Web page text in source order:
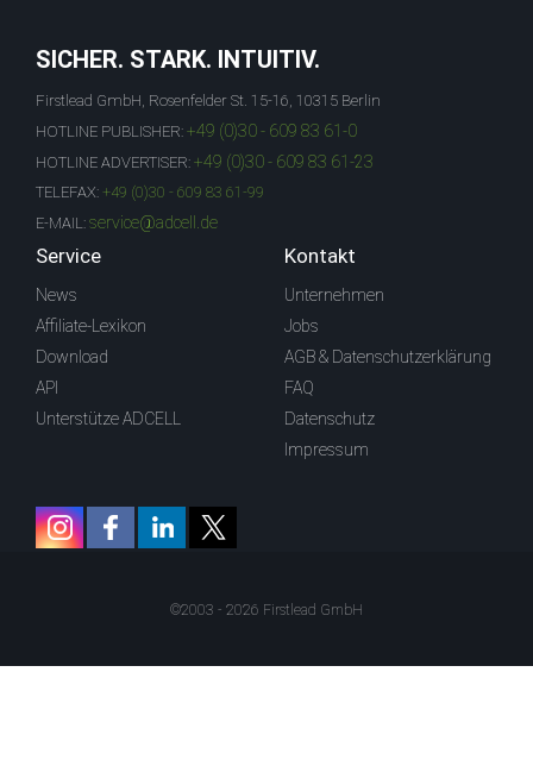
SICHER. STARK. INTUITIV.
Firstlead GmbH, Rosenfelder St. 15-16, 10315 Berlin
HOTLINE PUBLISHER: +49 (0)30 - 609 83 61-0
HOTLINE ADVERTISER: +49 (0)30 - 609 83 61-23
TELEFAX: +49 (0)30 - 609 83 61-99
E-MAIL: service@adcell.de
Service
News
Affiliate-Lexikon
Download
API
Unterstütze ADCELL
Kontakt
Unternehmen
Jobs
AGB & Datenschutzerklärung
FAQ
Datenschutz
Impressum
©2003 - 2026 Firstlead GmbH